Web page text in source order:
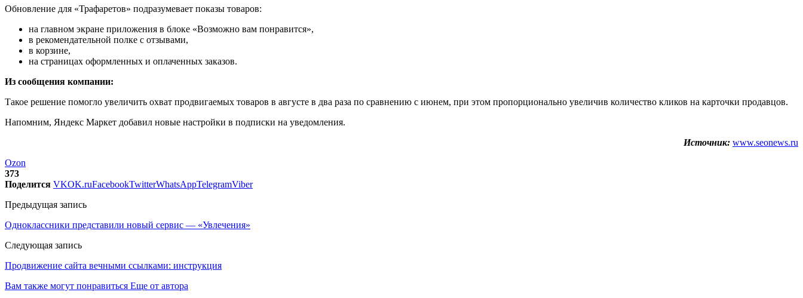
Обновление для «Трафаретов» подразумевает показы товаров:
на главном экране приложения в блоке «Возможно вам понравится»,
в рекомендательной полке с отзывами,
в корзине,
на страницах оформленных и оплаченных заказов.
Из сообщения компании:
Такое решение помогло увеличить охват продвигаемых товаров в августе в два раза по сравнению с июнем, при этом пропорционально увеличив количество кликов на карточки продавцов.
Напомним, Яндекс Маркет добавил новые настройки в подписки на уведомления.
Источник: www.seonews.ru
Ozon
373
Поделится VKOK.ruFacebookTwitterWhatsAppTelegramViber
Предыдущая запись
Одноклассники представили новый сервис — «Увлечения»
Следующая запись
Продвижение сайта вечными ссылками: инструкция
Вам также могут понравиться Еще от автора